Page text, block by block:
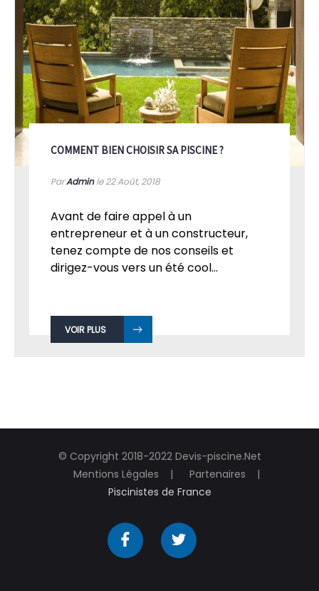
COMMENT BIEN CHOISIR SA PISCINE ?
ParAdminle 22Août, 2018
Avant de faire appel à un
entrepreneur et à un constructeur,
tenez compte de nos conseils et
dirigez-vous vers un été cool...
VOIR PLUS
© Copyright 2018-2022 Devis-piscine.Net
Mentions Légales
Partenaires
Piscinistes de France